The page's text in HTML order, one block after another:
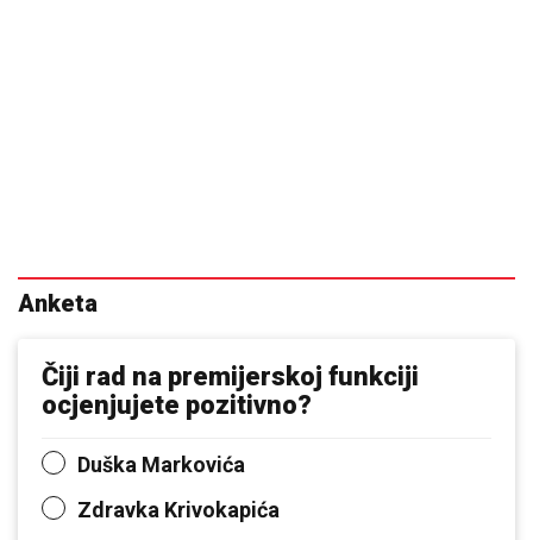
Anketa
Čiji rad na premijerskoj funkciji
ocjenjujete pozitivno?
Duška Markovića
Zdravka Krivokapića